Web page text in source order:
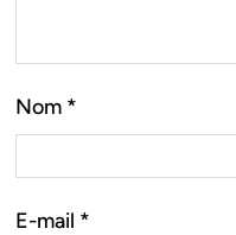
Nom *
E-mail *